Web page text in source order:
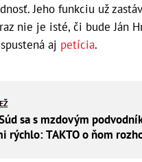
Jeho funkciu už
nie je isté, či bude Ján
aj petícia.
sa s mzdovým
rýchlo: TAKTO o ňom